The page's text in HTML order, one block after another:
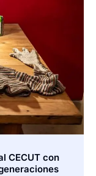
CECUT con